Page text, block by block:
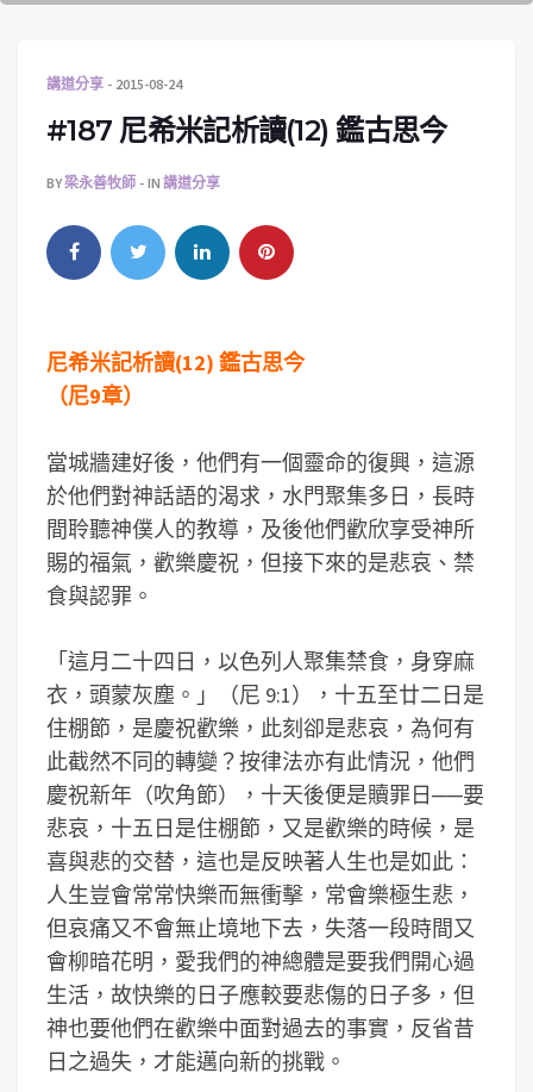
講道分享 2015-08-24
#187 尼希米記析讀(12) 鑑古思今
BY梁永善牧師 IN 講道分享
尼希米記析讀(12) 鑑古思今
（尼9章）
當城牆建好後，他們有一個靈命的復興，這源
於他們對神話語的渴求，水門聚集多日，長時
間聆聽神僕人的教導，及後他們歡欣享受神所
賜的福氣，歡樂慶祝，但接下來的是悲哀、禁
食與認罪。
「這月二十四日，以色列人聚集禁食，身穿麻
衣，頭蒙灰塵。」（尼 9:1），十五至廿二日是
住棚節，是慶祝歡樂，此刻卻是悲哀，為何有
此截然不同的轉變？按律法亦有此情況，他們
慶祝新年（吹角節），十天後便是贖罪日──要
悲哀，十五日是住棚節，又是歡樂的時候，是
喜與悲的交替，這也是反映著人生也是如此：
人生豈會常常快樂而無衝擊，常會樂極生悲，
但哀痛又不會無止境地下去，失落一段時間又
會柳暗花明，愛我們的神總體是要我們開心過
生活，故快樂的日子應較要悲傷的日子多，但
神也要他們在歡樂中面對過去的事實，反省昔
日之過失，才能邁向新的挑戰。